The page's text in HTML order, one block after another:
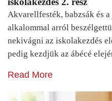
Akvarellfesték, babzsák és
alkalommal arról
nekivágni az iskolakezdés
pedig kezdjük az ábécé
Read More